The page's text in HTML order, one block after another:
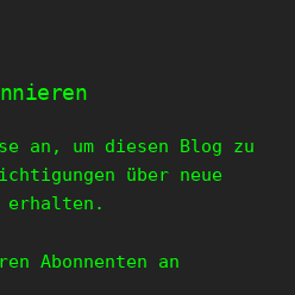
an, um diesen Blog zu
über neue
erhalten.
Abonnenten an